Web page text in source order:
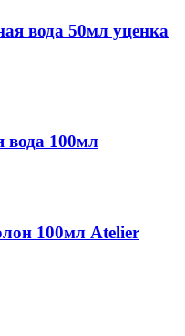
вода 50мл уценка
вода 100мл
100мл Atelier